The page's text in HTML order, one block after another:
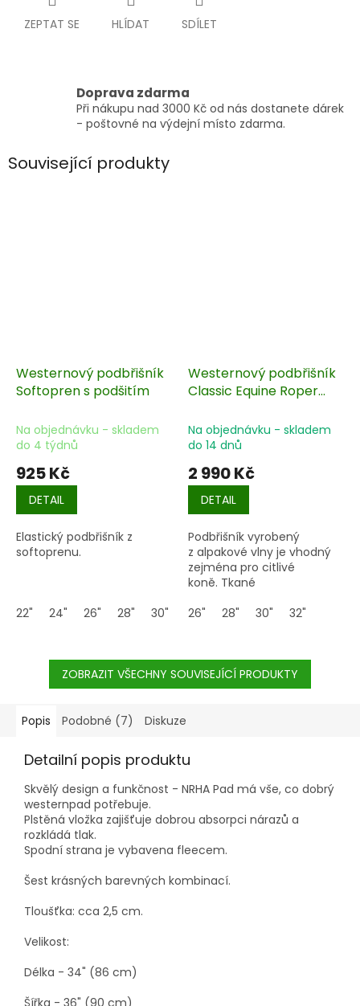
ZEPTAT SE HLÍDAT SDÍLET
Doprava zdarma
Při nákupu nad 3000 Kč od nás dostanete dárek
- poštovné na výdejní místo zdarma.
Související produkty
Westernový podbřišník
Softopren s podšitím
Na objednávku - skladem
do 4 týdnů
925 Kč
DETAIL
Elastický podbřišník z
softoprenu.
22" 24" 26" 28" 30" 32" 34" 36"
Westernový podbřišník
Classic Equine Roper
Na objednávku - skladem
do 14 dnů
2 990 Kč
DETAIL
Podbřišník vyrobený
z alpakové vlny je vhodný
zejména pro citlivé
koně. Tkané
neomezenou cirkulaci
Vodoodpudivá, přírodní
vlákna z alpaky se vyznačují
26" 28" 30" 32"
ZOBRAZIT VŠECHNY SOUVISEJÍCÍ PRODUKTY
Popis Podobné (7) Diskuze
Detailní popis produktu
Skvělý design a funkčnost - NRHA Pad má vše, co dobrý
westernpad potřebuje.
Plstěná vložka zajišťuje dobrou absorpci nárazů a
rozkládá tlak.
Spodní strana je vybavena fleecem.
Šest krásných barevných kombinací.
Tloušťka: cca 2,5 cm.
Velikost:
Délka - 34" (86 cm)
Šířka - 36" (90 cm)